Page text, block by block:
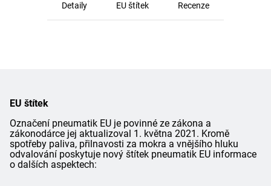
Detaily EU štítek Recenze
EU štítek
Označení pneumatik EU je povinné ze zákona a
zákonodárce jej aktualizoval 1. května 2021. Kromě
spotřeby paliva, přilnavosti za mokra a vnějšího hluku
odvalování poskytuje nový štítek pneumatik EU informace
o dalších aspektech: